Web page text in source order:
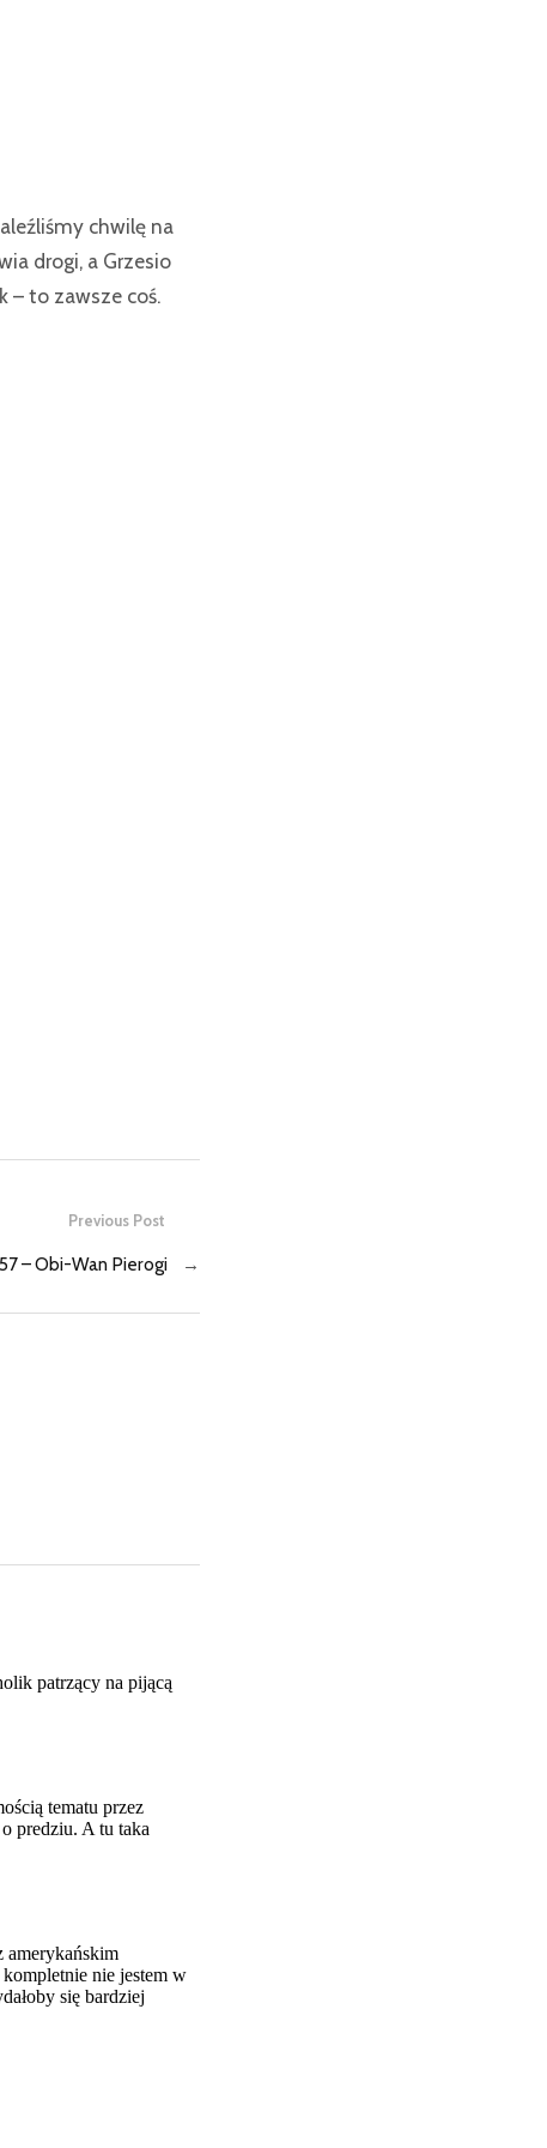
chwilę na
drogi, a Grzesio
– to zawsze coś.
Previous Post
– Obi-Wan Pierogi →